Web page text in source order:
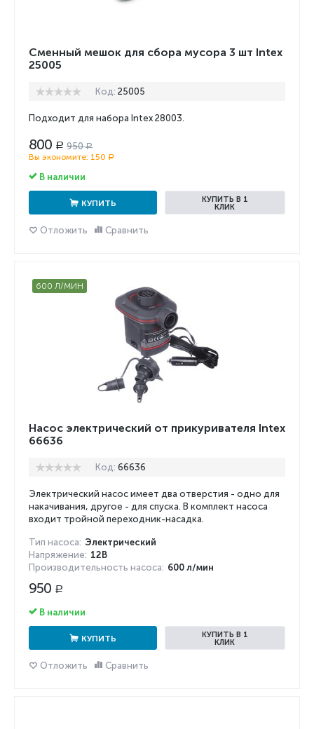
Сменный мешок для сбора мусора 3 шт Intex
25005
Код: 25005
Подходит для набора Intex 28003.
800 Р 950 Р
Вы экономите: 150 Р
В наличии
КУПИТЬ
КУПИТЬ В 1
КЛИК
Отложить Сравнить
600 Л/МИН
Насос электрический от прикуривателя Intex
66636
Код: 66636
Электрический насос имеет два отверстия - одно для
накачивания, другое - для спуска. В комплект насоса
входит тройной переходник-насадка.
Тип насоса: Электрический
Напряжение: 12В
Производительность насоса: 600 л/мин
950 Р
В наличии
КУПИТЬ
КУПИТЬ В 1
КЛИК
Отложить Сравнить